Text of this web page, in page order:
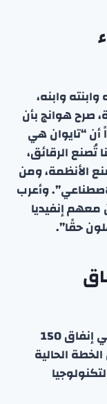
وابنه،
هوانج بأن
“تايوان هي
تُصنع الرقائق،
الأنظمة، ومن
وأعرب
معهم إنفيديا
حقًا”.
لم يحدد هوانج مدة استمرار إنفيديا في إنفاق 150
الحالية